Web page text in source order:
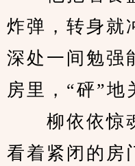
炸弹，转身就
深处一间勉强
房里，“砰”地
柳依依惊魂
看着紧闭的房